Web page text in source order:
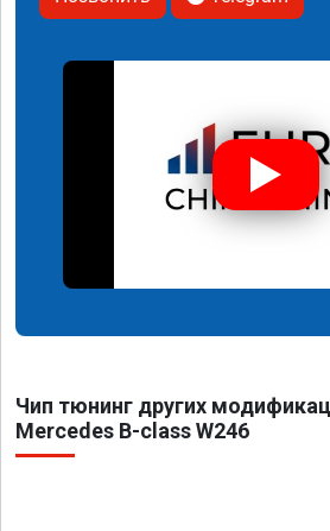
Чип тюнинг других
Mercedes B-class W246